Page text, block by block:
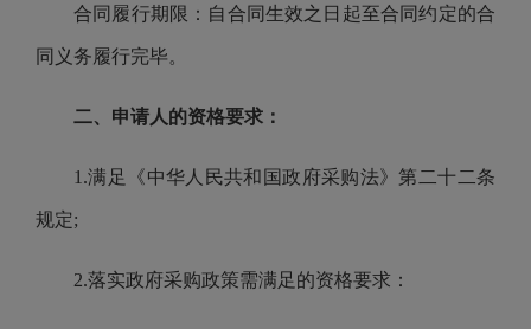
合同履行期限：自合同生效之日起至合同约定的合
同义务履行完毕。
二、申请人的资格要求：
1.满足《中华人民共和国政府采购法》第二十二条
规定;
2.落实政府采购政策需满足的资格要求：